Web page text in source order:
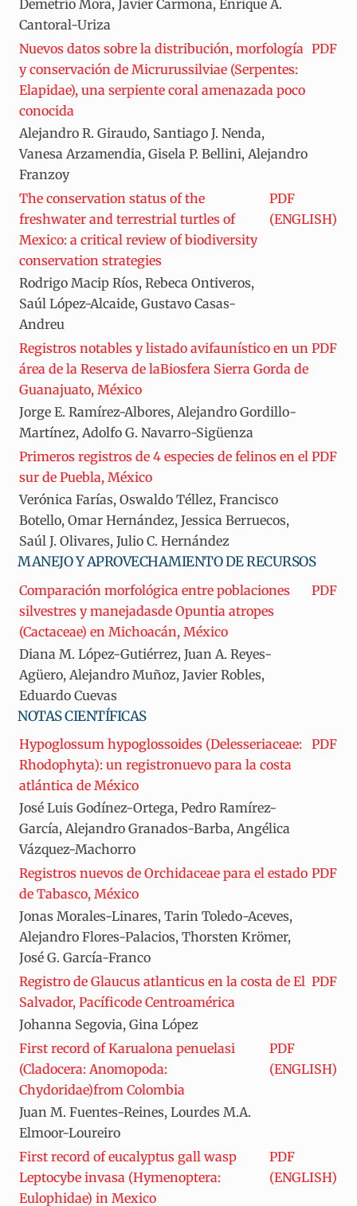
Demetrio Mora, Javier Carmona, Enrique A.
Cantoral-Uriza
Nuevos datos sobre la distribución, morfología
y conservación de Micrurussilviae (Serpentes:
Elapidae), una serpiente coral amenazada poco
conocida
PDF
Alejandro R. Giraudo, Santiago J. Nenda,
Vanesa Arzamendia, Gisela P. Bellini, Alejandro
Franzoy
The conservation status of the
freshwater and terrestrial turtles of
Mexico: a critical review of biodiversity
conservation strategies
PDF
(ENGLISH)
Rodrigo Macip Ríos, Rebeca Ontiveros,
Saúl López-Alcaide, Gustavo Casas-
Andreu
Registros notables y listado avifaunístico en un
área de la Reserva de laBiosfera Sierra Gorda de
Guanajuato, México
PDF
Jorge E. Ramírez-Albores, Alejandro Gordillo-
Martínez, Adolfo G. Navarro-Sigüenza
Primeros registros de 4 especies de felinos en el
sur de Puebla, México
PDF
Verónica Farías, Oswaldo Téllez, Francisco
Botello, Omar Hernández, Jessica Berruecos,
Saúl J. Olivares, Julio C. Hernández
MANEJO Y APROVECHAMIENTO DE RECURSOS
Comparación morfológica entre poblaciones
silvestres y manejadasde Opuntia atropes
(Cactaceae) en Michoacán, México
PDF
Diana M. López-Gutiérrez, Juan A. Reyes-
Agüero, Alejandro Muñoz, Javier Robles,
Eduardo Cuevas
NOTAS CIENTÍFICAS
Hypoglossum hypoglossoides (Delesseriaceae:
Rhodophyta): un registronuevo para la costa
atlántica de México
PDF
José Luis Godínez-Ortega, Pedro Ramírez-
García, Alejandro Granados-Barba, Angélica
Vázquez-Machorro
Registros nuevos de Orchidaceae para el estado
de Tabasco, México
PDF
Jonas Morales-Linares, Tarin Toledo-Aceves,
Alejandro Flores-Palacios, Thorsten Krömer,
José G. García-Franco
Registro de Glaucus atlanticus en la costa de El
Salvador, Pacíficode Centroamérica
PDF
Johanna Segovia, Gina López
First record of Karualona penuelasi
(Cladocera: Anomopoda:
Chydoridae)from Colombia
PDF
(ENGLISH)
Juan M. Fuentes-Reines, Lourdes M.A.
Elmoor-Loureiro
First record of eucalyptus gall wasp
Leptocybe invasa (Hymenoptera:
Eulophidae) in Mexico
PDF
(ENGLISH)